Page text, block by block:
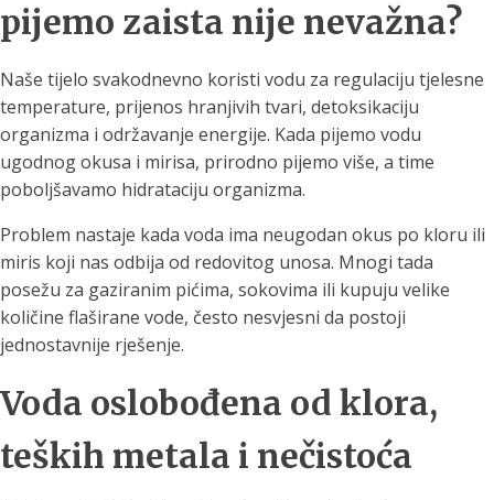
pijemo zaista nije nevažna?
Naše tijelo svakodnevno koristi vodu za regulaciju tjelesne
temperature, prijenos hranjivih tvari, detoksikaciju
organizma i održavanje energije. Kada pijemo vodu
ugodnog okusa i mirisa, prirodno pijemo više, a time
poboljšavamo hidrataciju organizma.
Problem nastaje kada voda ima neugodan okus po kloru ili
miris koji nas odbija od redovitog unosa. Mnogi tada
posežu za gaziranim pićima, sokovima ili kupuju velike
količine flaširane vode, često nesvjesni da postoji
jednostavnije rješenje.
Voda oslobođena od klora,
teških metala i nečistoća